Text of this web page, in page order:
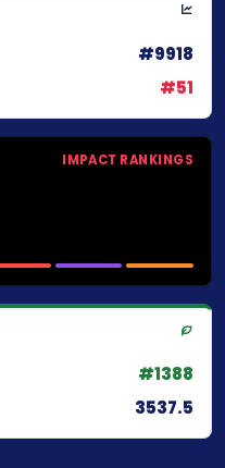
#9918
#51
IMPACT RANKINGS
#1388
3537.5